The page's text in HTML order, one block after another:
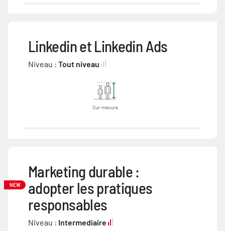
Linkedin et Linkedin Ads
Niveau : Tout niveau
Sur-mesure
NEW
Marketing durable :
adopter les pratiques
responsables
Niveau : Intermediaire